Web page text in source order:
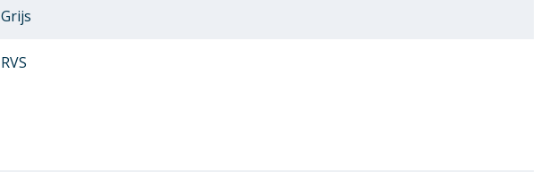
Grijs
RVS